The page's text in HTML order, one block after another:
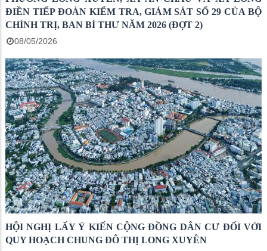
ĐIỀN TIẾP ĐOÀN KIỂM TRA, GIÁM SÁT SỐ 29 CỦA BỘ
CHÍNH TRỊ, BAN BÍ THƯ NĂM 2026 (ĐỢT 2)
08/05/2026
HỘI NGHỊ LẤY Ý KIẾN CỘNG ĐỒNG DÂN CƯ ĐỐI VỚI
QUY HOẠCH CHUNG ĐÔ THỊ LONG XUYÊN